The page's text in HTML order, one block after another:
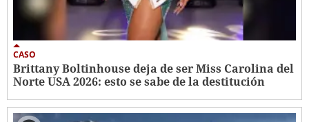
CASO
Brittany Boltinhouse deja de ser Miss Carolina del
Norte USA 2026: esto se sabe de la destitución